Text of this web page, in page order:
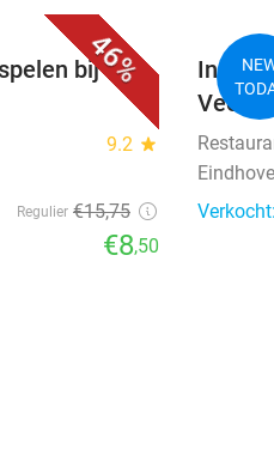
46%
bij
9.2 star
Regulier €15,75
€8,50
Veera